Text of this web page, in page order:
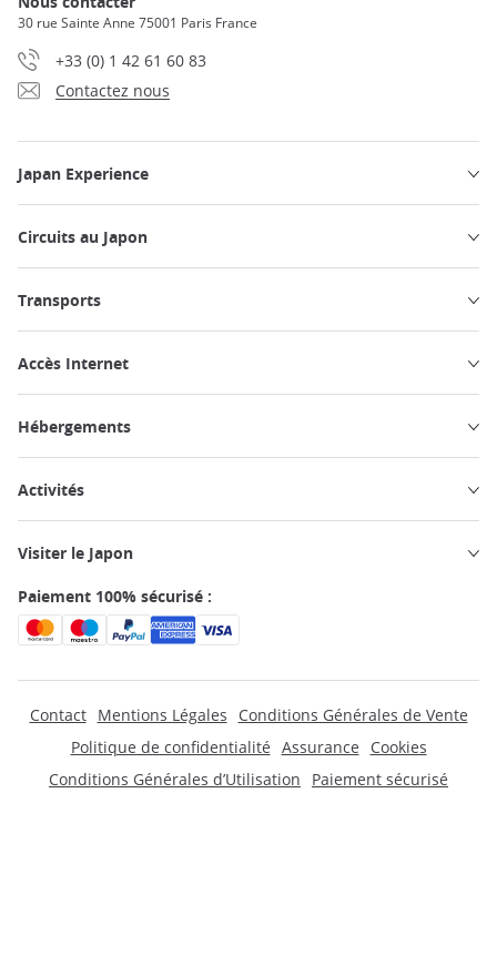
30 rue Sainte Anne 75001 Paris France
+33 (0) 1 42 61 60 83
Contactez nous
Japan Experience
Circuits au Japon
Transports
Accès Internet
Hébergements
Activités
Visiter le Japon
Paiement 100% sécurisé :
Contact Mentions Légales
Conditions Générales de Vente
Politique de confidentialité Assurance
Cookies
Conditions Générales d’Utilisation
Paiement sécurisé